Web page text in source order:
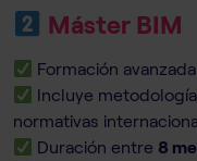
Máster BIM
Formación
Incluye
normativas
Duración entre 8